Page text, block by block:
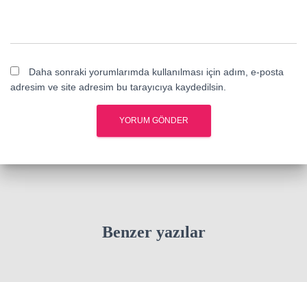
Daha sonraki yorumlarımda kullanılması için adım, e-posta
adresim ve site adresim bu tarayıcıya kaydedilsin.
Benzer yazılar